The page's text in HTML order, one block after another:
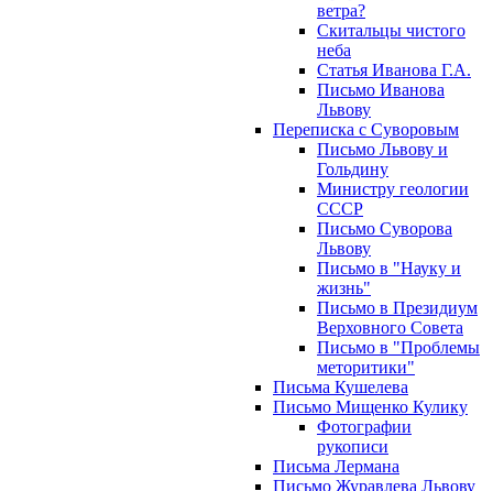
ветра?
Скитальцы чистого
неба
Статья Иванова Г.А.
Письмо Иванова
Львову
Переписка с Суворовым
Письмо Львову и
Гольдину
Министру геологии
СССР
Письмо Суворова
Львову
Письмо в "Науку и
жизнь"
Письмо в Президиум
Верховного Совета
Письмо в "Проблемы
меторитики"
Письма Кушелева
Письмо Мищенко Кулику
Фотографии
рукописи
Письма Лермана
Письмо Журавлева Львову